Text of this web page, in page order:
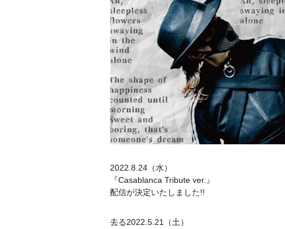
2022.8.24（水）
『Casablanca Tribute ver.』
配信が決定いたしました!!
去る2022.5.21（土）